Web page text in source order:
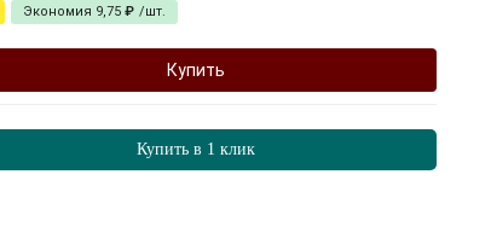
Экономия 9,75 ₽ /шт.
Купить
Купить в 1 клик